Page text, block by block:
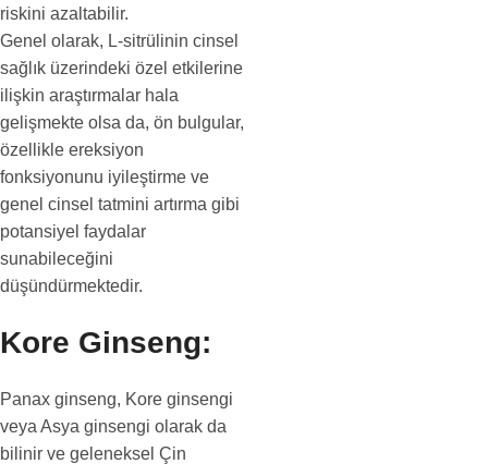
riskini azaltabilir.
Genel olarak, L-sitrülinin cinsel
sağlık üzerindeki özel etkilerine
ilişkin araştırmalar hala
gelişmekte olsa da, ön bulgular,
özellikle ereksiyon
fonksiyonunu iyileştirme ve
genel cinsel tatmini artırma gibi
potansiyel faydalar
sunabileceğini
düşündürmektedir.
Kore Ginseng:
Panax ginseng, Kore ginsengi
veya Asya ginsengi olarak da
bilinir ve geleneksel Çin